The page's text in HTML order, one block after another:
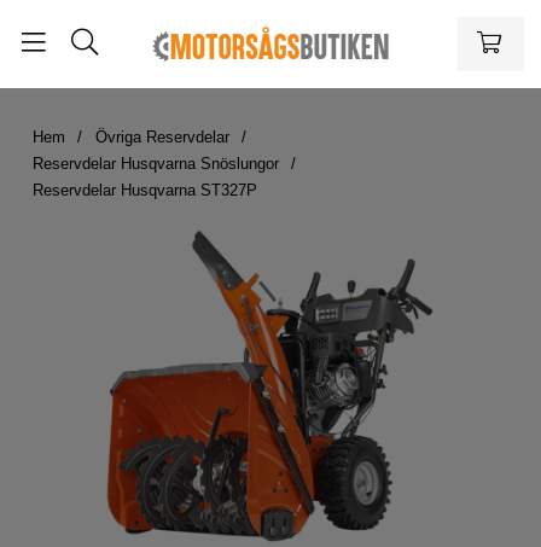
Hem
Övriga Reservdelar
Reservdelar Husqvarna Snöslungor
Reservdelar Husqvarna ST327P